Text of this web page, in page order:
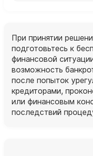
При принятии
подготовьтесь к
финансовой
возможность
после попыток
кредиторами,
или финансовым
последствий